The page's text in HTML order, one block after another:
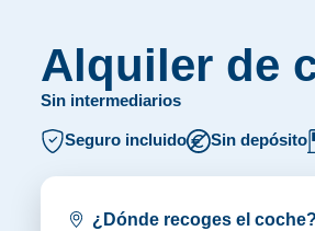
Alquiler de
Sin intermediarios
Seguro incluido Sin depósito
¿Dónde recoges el coche?